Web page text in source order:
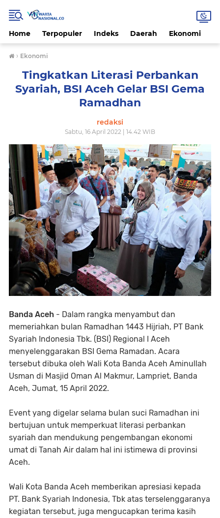
Home Terpopuler Indeks Daerah Ekonomi
› Ekonomi
Tingkatkan Literasi Perbankan
Syariah, BSI Aceh Gelar BSI Gema
Ramadhan
redaksi
Sabtu, 16 April 2022 | 14.42 WIB
Banda Aceh - Dalam rangka menyambut dan
memeriahkan bulan Ramadhan 1443 Hijriah, PT Bank
Syariah Indonesia Tbk. (BSI) Regional I Aceh
menyelenggarakan BSI Gema Ramadan. Acara
tersebut dibuka oleh Wali Kota Banda Aceh Aminullah
Usman di Masjid Oman Al Makmur, Lampriet, Banda
Aceh, Jumat, 15 April 2022.
Event yang digelar selama bulan suci Ramadhan ini
bertujuan untuk memperkuat literasi perbankan
syariah dan mendukung pengembangan ekonomi
umat di Tanah Air dalam hal ini istimewa di provinsi
Aceh.
Wali Kota Banda Aceh memberikan apresiasi kepada
PT. Bank Syariah Indonesia, Tbk atas terselenggaranya
kegiatan tersebut, juga mengucapkan terima kasih